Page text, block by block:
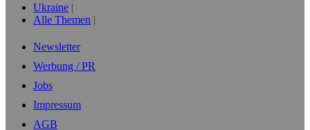
Ukraine
Alle Themen
Newsletter
Werbung / PR
Jobs
Impressum
AGB